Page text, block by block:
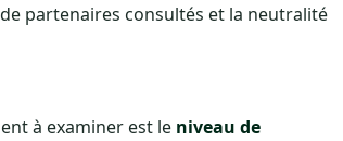
partenaires consultés et la neutralité
à examiner est le niveau de